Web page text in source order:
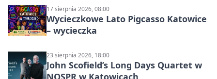
17 sierpnia 2026, 08:00
Wycieczkowe Lato Pigcasso Katowice
– wycieczka
23 sierpnia 2026, 18:00
John Scofield’s Long Days Quartet w
NOSPR w Katowicach